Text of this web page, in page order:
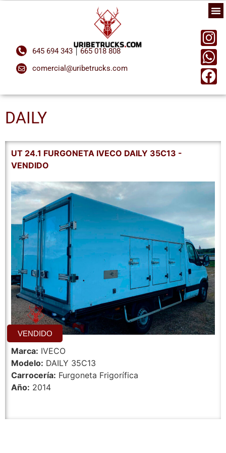
645 694 343|665 018 808
comercial@uribetrucks.com
DAILY
UT 24.1 FURGONETA IVECO DAILY 35C13 -
VENDIDO
Marca: IVECO
Modelo: DAILY 35C13
Carrocería: Furgoneta Frigorífica
Año: 2014
VENDIDO